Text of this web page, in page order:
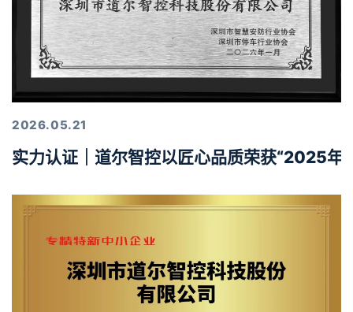
2026.05.21
实力认证｜道尔智控以匠心品质荣获“2025年